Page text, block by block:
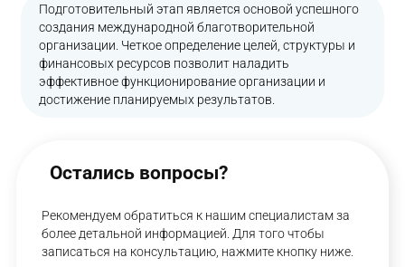
Подготовительный этап является основой успешного
создания международной благотворительной
организации. Четкое определение целей, структуры и
финансовых ресурсов позволит наладить
эффективное функционирование организации и
достижение планируемых результатов.
Остались вопросы?
Рекомендуем обратиться к нашим специалистам за
более детальной информацией. Для того чтобы
записаться на консультацию, нажмите кнопку ниже.